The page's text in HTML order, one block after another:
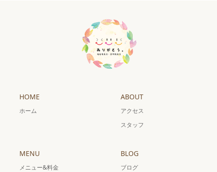
HOME
ホーム
ABOUT
アクセス
スタッフ
MENU
メニュー&料金
BLOG
ブログ